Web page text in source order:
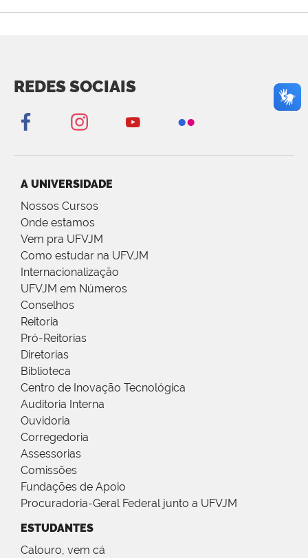
REDES SOCIAIS
A UNIVERSIDADE
Nossos Cursos
Onde estamos
Vem pra UFVJM
Como estudar na UFVJM
Internacionalização
UFVJM em Números
Conselhos
Reitoria
Pró-Reitorias
Diretorias
Biblioteca
Centro de Inovação Tecnológica
Auditoria Interna
Ouvidoria
Corregedoria
Assessorias
Comissões
Fundações de Apoio
Procuradoria-Geral Federal junto a UFVJM
ESTUDANTES
Calouro, vem cá